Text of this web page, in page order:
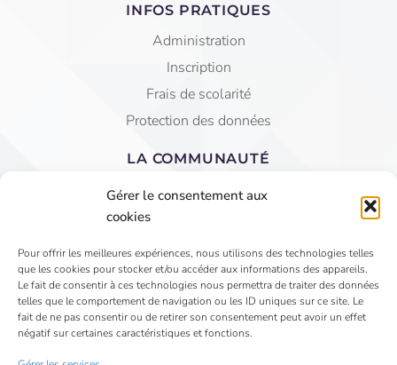
Gérer le consentement aux
cookies
Pour offrir les meilleures expériences, nous utilisons des technologies telles
que les cookies pour stocker et/ou accéder aux informations des appareils.
Le fait de consentir à ces technologies nous permettra de traiter des données
telles que le comportement de navigation ou les ID uniques sur ce site. Le
fait de ne pas consentir ou de retirer son consentement peut avoir un effet
négatif sur certaines caractéristiques et fonctions.
INFOS PRATIQUES
Administration
Inscription
Frais de scolarité
Protection des données
LA COMMUNAUTÉ
Equipe éducative
AGEC Saint Jean
4 Rue du Faubourg St Jean - VIHIERS 49310 LYS
HAUT LAYON
02 41 75 81 15